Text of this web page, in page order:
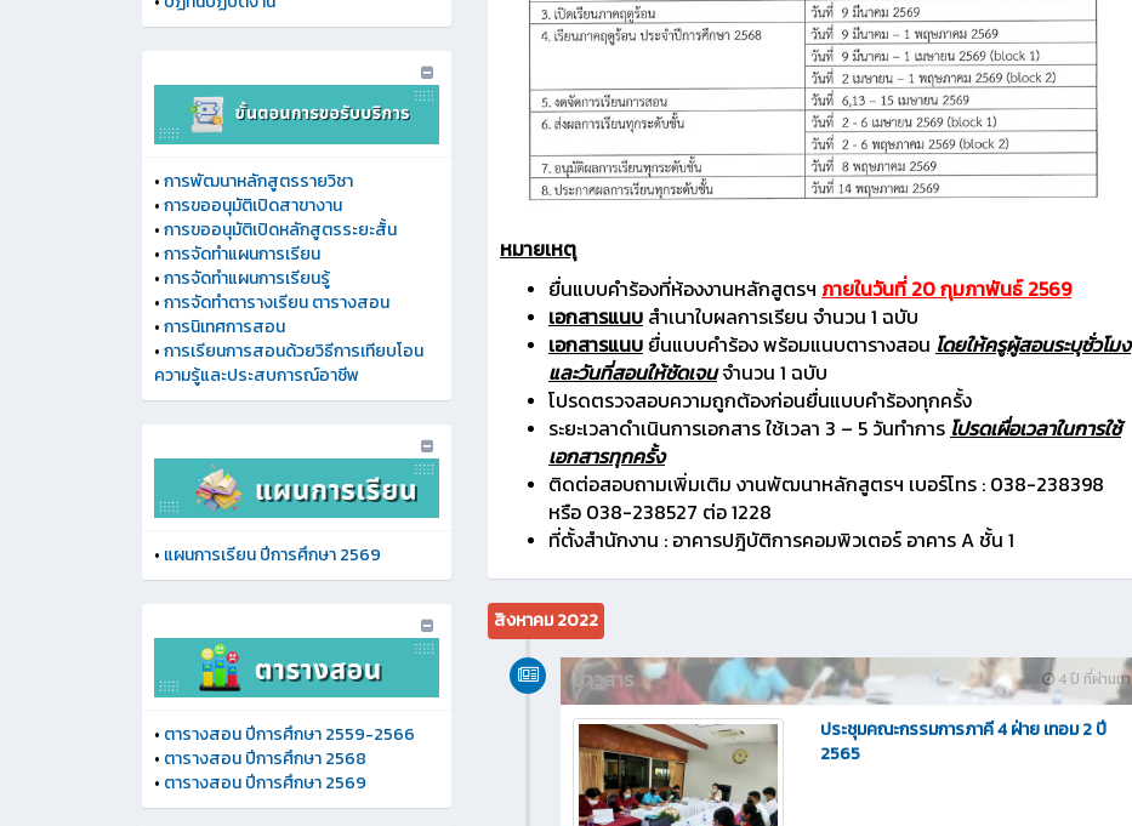
•การพัฒนาหลักสูตรรายวิชา
•การขออนุมัติเปิดสาขางาน
•การขออนุมัติเปิดหลักสูตรระยะสั้น
•การจัดทำแผนการเรียน
•การจัดทำแผนการเรียนรู้
•การจัดทำตารางเรียน ตารางสอน
•การนิเทศการสอน
•การเรียนการสอนด้วยวิธีการเทียบโอน
ความรู้และประสบการณ์อาชีพ
• แผนการเรียน ปีการศึกษา 2569
• ตารางสอน ปีการศึกษา 2559-2566
• ตารางสอน ปีการศึกษา 2568
• ตารางสอน ปีการศึกษา 2569
หมายเหตุ
ยื่นแบบคำร้องที่ห้องงานหลักสูตรฯ ภายในวันที่ 20 กุมภาพันธ์ 2569
เอกสารแนบ สำเนาใบผลการเรียน จำนวน 1 ฉบับ
เอกสารแนบ ยื่นแบบคำร้อง พร้อมแนบตารางสอน โดยให้ครูผู้สอนระบุชั่วโมง
และวันที่สอนให้ชัดเจนจำนวน 1 ฉบับ
โปรดตรวจสอบความถูกต้องก่อนยื่นแบบคำร้องทุกครั้ง
ระยะเวลาดำเนินการเอกสาร ใช้เวลา 3 – 5 วันทำการ โปรดเผื่อเวลาในการใช้
เอกสารทุกครั้ง
ติดต่อสอบถามเพิ่มเติม งานพัฒนาหลักสูตรฯ เบอร์โทร : 038-238398
หรือ 038-238527 ต่อ 1228
ที่ตั้งสำนักงาน : อาคารปฎิบัติการคอมพิวเตอร์ อาคาร A ชั้น 1
สิงหาคม 2022
4 ปี ที่ผ่านมา
ข่าวสาร
ประชุมคณะกรรมการภาคี 4 ฝ่าย เทอม 2 ปี
2565